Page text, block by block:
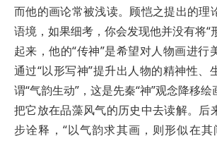
而他的画论常被浅读。顾恺之提出的理
语境，如果细考，你会发现他并没有将“
起来，他的“传神”是希望对人物画进行
通过“以形写神”提升出人物的精神性、
谓“气韵生动”，这是先秦“神”观念降移
把它放在品藻风气的历史中去读解。后
步诠释，“以气韵求其画，则形似在其